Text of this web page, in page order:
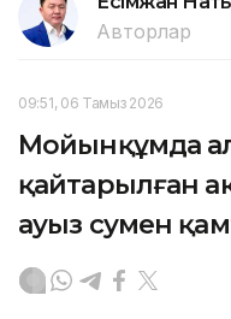
Авторлар
09:51, 06 Тамыз 2026
Мойынқұмда
қайтарылған
ауыз сумен